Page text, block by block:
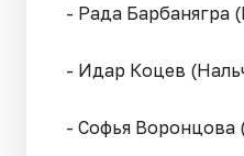
- Рада Барбанягра
- Идар Коцев
- Софья Воронцова